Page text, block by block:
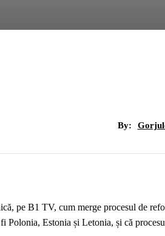
By:
pe B1 TV, cum merge procesul de
Polonia, Estonia și Letonia, și că